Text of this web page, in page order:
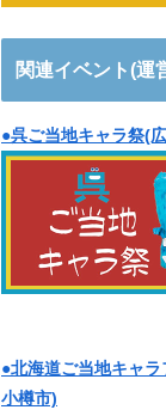
関連イベント(運
●呉ご当地キャラ祭(
●北海道ご当地キャ
小樽市)